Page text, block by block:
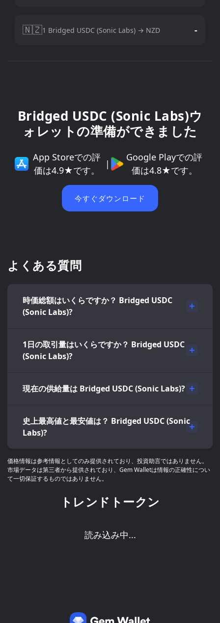
🇳🇿1 Bridged USDC (Sonic Labs) → NZD -
Bridged USDC (Sonic Labs)ウ
ォレットの準備ができました
App Storeでの評
価は4.9★です。
|
Google Playでの評
価は4.8★です。
今すぐダウンロード
よくある質問
時価総額はいくらですか？ Bridged USDC
(Sonic Labs)?
1日の取引量はいくらですか？ Bridged USDC
(Sonic Labs)?
現在の供給量は Bridged USDC (Sonic Labs)?
史上最高値と最安値は？ Bridged USDC (Sonic
Labs)?
価格情報は参考情報としてのみ提供されており、投資助言ではありません。
市場データは第三者から提供されており、Gem Walletは情報の正確性につい
て一切保証するものではありません。
トレンドトークン
読み込み中...